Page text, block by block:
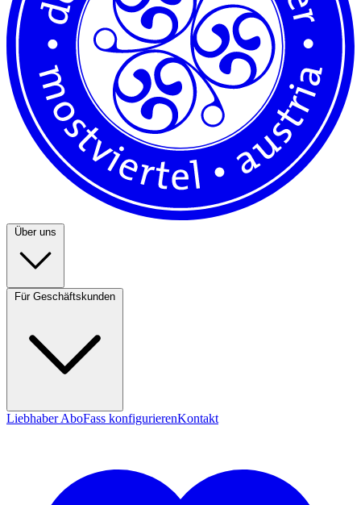
Liebhaber AboFass konfigurierenKontakt